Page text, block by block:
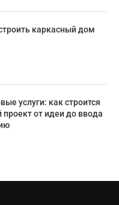
каркасный дом
услуги: как строится
от идеи до ввода